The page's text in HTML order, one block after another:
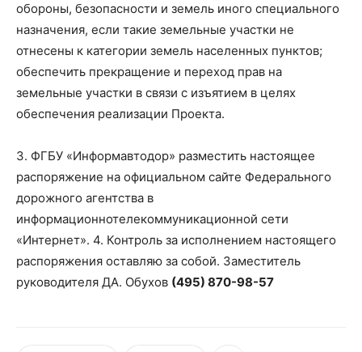
обороны, безопасности и земель иного специального
назначения, если такие земельные участки не
отнесены к категории земель населенных пунктов;
обеспечить прекращение и переход прав на
земельные участки в связи с изъятием в целях
обеспечения реализации Проекта.
3. ФГБУ «Информавтодор» разместить настоящее
распоряжение на официальном сайте Федерального
дорожного агентства в
информационнотелекоммуникационной сети
«Интернет». 4. Контроль за исполнением настоящего
распоряжения оставляю за собой. Заместитель
руководителя ДА. Обухов (495) 870-98-57